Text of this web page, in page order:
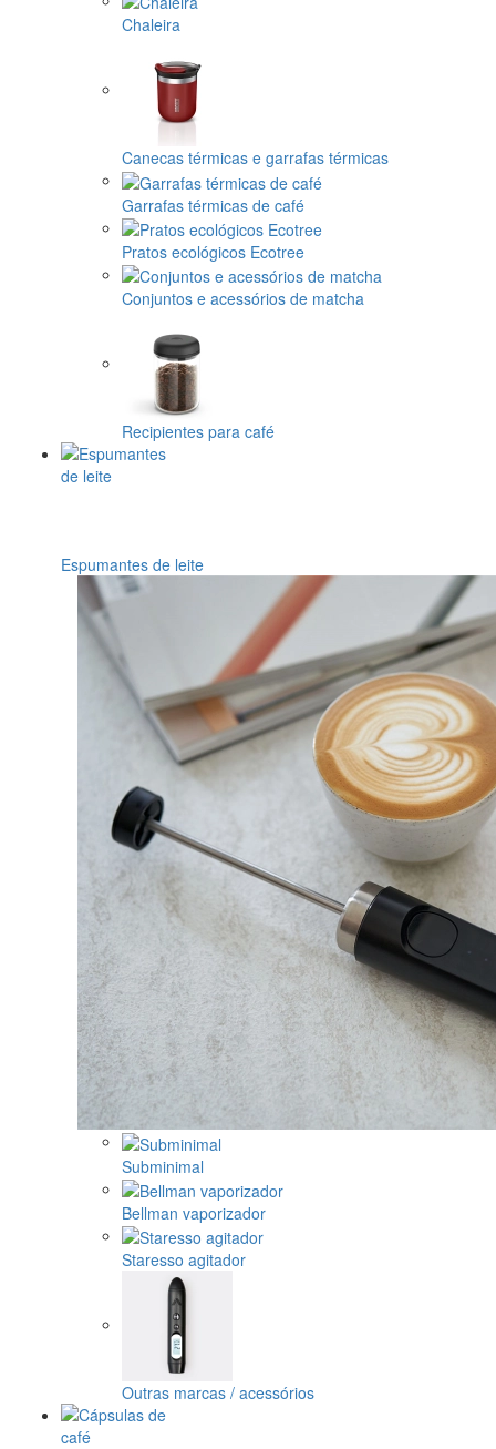
Chaleira
Canecas térmicas e garrafas térmicas
Garrafas térmicas de café
Pratos ecológicos Ecotree
Conjuntos e acessórios de matcha
Recipientes para café
Espumantes de leite
Subminimal
Bellman vaporizador
Staresso agitador
Outras marcas / acessórios